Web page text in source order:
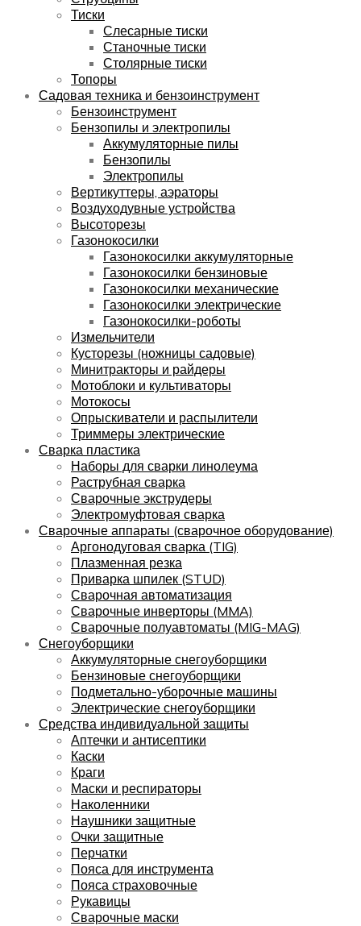
Тиски
Слесарные тиски
Станочные тиски
Столярные тиски
Топоры
Садовая техника и бензоинструмент
Бензоинструмент
Бензопилы и электропилы
Аккумуляторные пилы
Бензопилы
Электропилы
Вертикуттеры, аэраторы
Воздуходувные устройства
Высоторезы
Газонокосилки
Газонокосилки аккумуляторные
Газонокосилки бензиновые
Газонокосилки механические
Газонокосилки электрические
Газонокосилки-роботы
Измельчители
Кусторезы (ножницы садовые)
Минитракторы и райдеры
Мотоблоки и культиваторы
Мотокосы
Опрыскиватели и распылители
Триммеры электрические
Сварка пластика
Наборы для сварки линолеума
Раструбная сварка
Сварочные экструдеры
Электромуфтовая сварка
Сварочные аппараты (сварочное оборудование)
Аргонодуговая сварка (TIG)
Плазменная резка
Приварка шпилек (STUD)
Сварочная автоматизация
Сварочные инверторы (MMA)
Сварочные полуавтоматы (MIG-MAG)
Снегоуборщики
Аккумуляторные снегоуборщики
Бензиновые снегоуборщики
Подметально-уборочные машины
Электрические снегоуборщики
Средства индивидуальной защиты
Аптечки и антисептики
Каски
Краги
Маски и респираторы
Наколенники
Наушники защитные
Очки защитные
Перчатки
Пояса для инструмента
Пояса страховочные
Рукавицы
Сварочные маски